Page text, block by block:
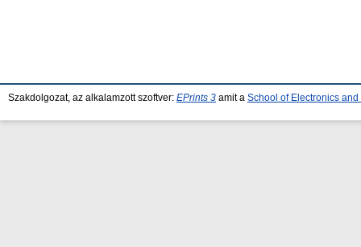
Szakdolgozat, az alkalamzott szoftver: EPrints 3 amit a School of Electronics